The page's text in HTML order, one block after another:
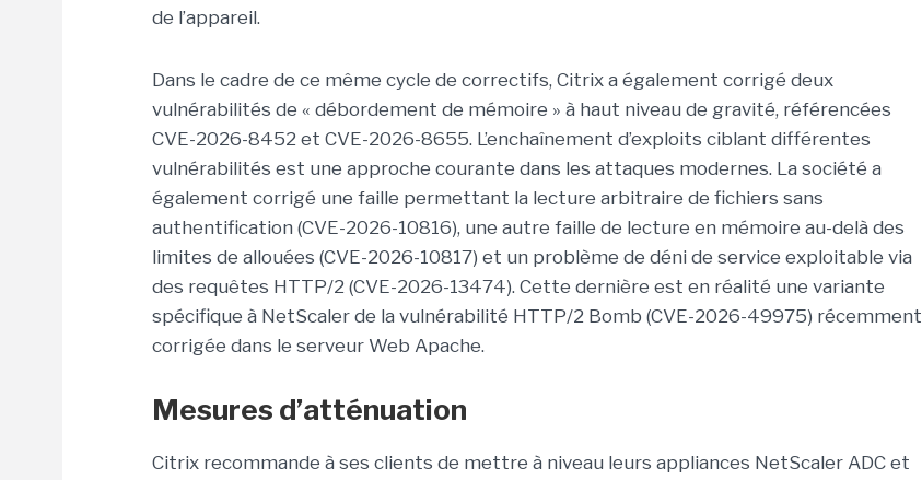
de l’appareil.
Dans le cadre de ce même cycle de correctifs, Citrix a également corrigé deux
vulnérabilités de « débordement de mémoire » à haut niveau de gravité, référencées
CVE-2026-8452 et CVE-2026-8655. L’enchaînement d’exploits ciblant différentes
vulnérabilités est une approche courante dans les attaques modernes. La société a
également corrigé une faille permettant la lecture arbitraire de fichiers sans
authentification (CVE-2026-10816), une autre faille de lecture en mémoire au-delà des
limites de allouées (CVE-2026-10817) et un problème de déni de service exploitable via
des requêtes HTTP/2 (CVE-2026-13474). Cette dernière est en réalité une variante
spécifique à NetScaler de la vulnérabilité HTTP/2 Bomb (CVE-2026-49975) récemment
corrigée dans le serveur Web Apache.
Mesures d’atténuation
Citrix recommande à ses clients de mettre à niveau leurs appliances NetScaler ADC et